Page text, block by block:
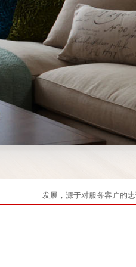
发展，源于对服务客户的